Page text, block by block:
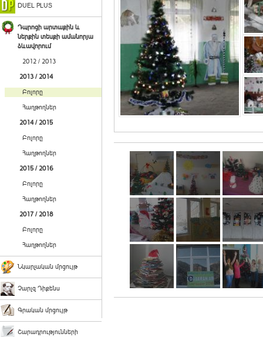
DUEL PLUS
Դպրոցի արտաքին և
ներքին տեսքի ամանորյա
ձևավորում
2012 / 2013
2013 / 2014
Բոլորը
Հաղթողներ
2014 / 2015
Բոլորը
Հաղթողներ
2015 / 2016
Բոլորը
Հաղթողներ
2017 / 2018
Բոլորը
Հաղթողներ
Նկարչական մրցույթ
Չարլզ Դիքենս
Գրական մրցույթ
Շարադրությունների